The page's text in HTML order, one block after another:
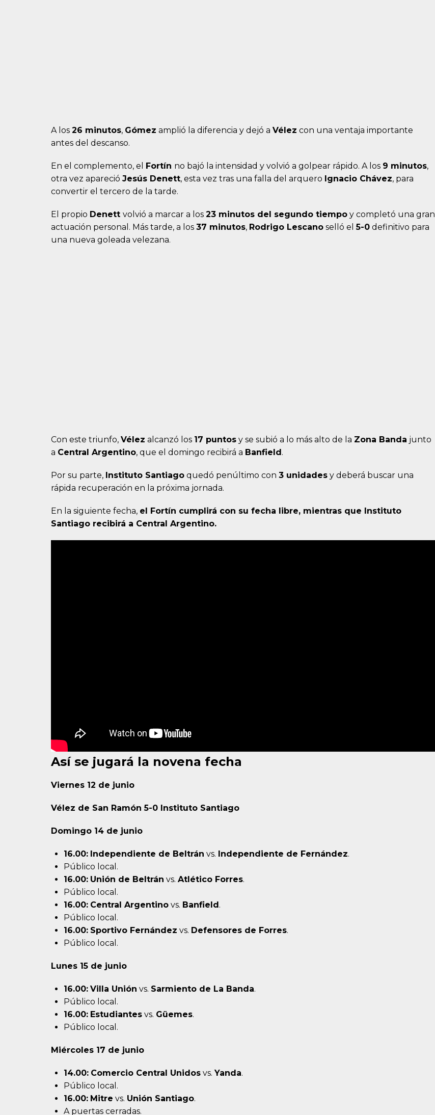
A los 26 minutos, Gómez amplió la diferencia y dejó a Vélez con una ventaja importante
antes del descanso.
En el complemento, el Fortín no bajó la intensidad y volvió a golpear rápido. A los 9 minutos,
otra vez apareció Jesús Denett, esta vez tras una falla del arquero Ignacio Chávez, para
convertir el tercero de la tarde.
El propio Denett volvió a marcar a los 23 minutos del segundo tiempo y completó una gran
actuación personal. Más tarde, a los 37 minutos, Rodrigo Lescano selló el5-0 definitivo para
una nueva goleada velezana.
Con este triunfo, Vélez alcanzó los 17 puntos y se subió a lo más alto de la Zona Banda junto
a Central Argentino, que el domingo recibirá a Banfield .
Por su parte, Instituto Santiago quedó penúltimo con 3 unidades y deberá buscar una
rápida recuperación en la próxima jornada.
En la siguiente fecha, el Fortín cumplirá con su fecha libre, mientras que Instituto
Santiago recibirá a Central Argentino.
Así se jugará la novena fecha
Viernes 12 de junio
Vélez de San Ramón 5-0 Instituto Santiago
Domingo 14 de junio
16.00: Independiente de Beltrán vs. Independiente de Fernández.
Público local.
16.00: Unión de Beltrán vs. Atlético Forres.
Público local.
16.00: Central Argentino vs. Banfield .
Público local.
16.00: Sportivo Fernández vs. Defensores de Forres.
Público local.
Lunes 15 de junio
16.00: Villa Unión vs. Sarmiento de La Banda.
Público local.
16.00: Estudiantes vs. Güemes.
Público local.
Miércoles 17 de junio
14.00: Comercio Central Unidos vs.Yanda.
Público local.
16.00: Mitre vs. Unión Santiago.
A puertas cerradas.